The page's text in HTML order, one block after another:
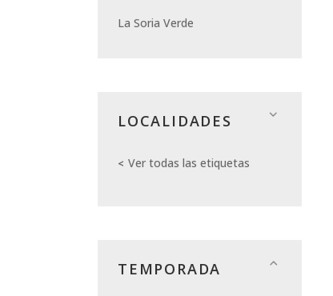
La Soria Verde
LOCALIDADES
Ver todas las etiquetas
TEMPORADA